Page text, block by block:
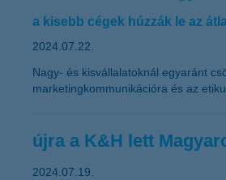
a kisebb cégek húzzák le az
2024.07.22.
Nagy- és kisvállalatoknál egyaránt
marketingkommunikációra és az
újra a K&H lett
2024.07.19.